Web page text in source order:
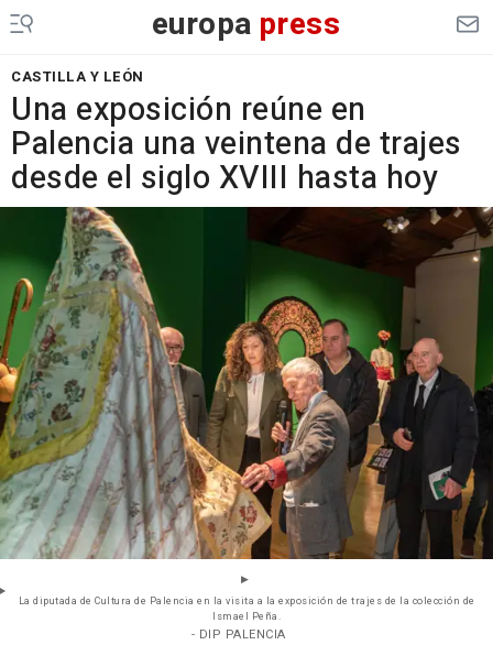
europa press
CASTILLA Y LEÓN
Una exposición reúne en
Palencia una veintena de trajes
desde el siglo XVIII hasta hoy
La diputada de Cultura de Palencia en la visita a la exposición de trajes de la colección de
Ismael Peña.
- DIP PALENCIA